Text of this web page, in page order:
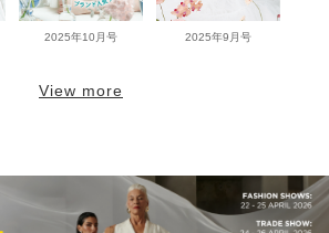
2025年10月号 2025年9月号
View more